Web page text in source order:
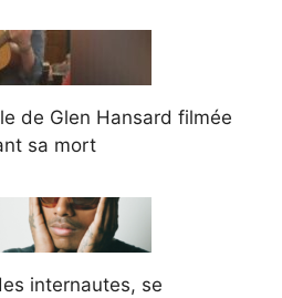
de Glen Hansard filmée
sa mort
internautes, se